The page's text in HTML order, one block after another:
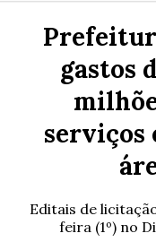
gastos
serviços
Editais de
feira (1º) no